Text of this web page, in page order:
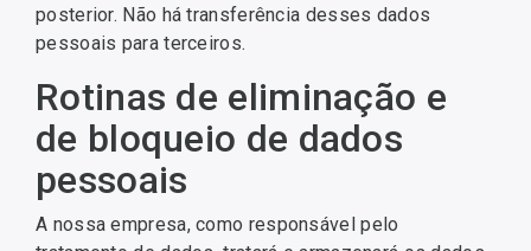
posterior. Não há transferência desses dados
pessoais para terceiros.
Rotinas de eliminação e
de bloqueio de dados
pessoais
A nossa empresa, como responsável pelo